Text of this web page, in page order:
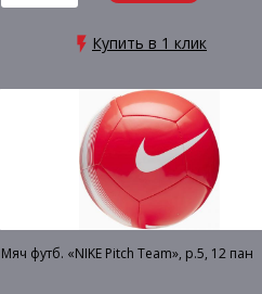
Купить в 1 клик
Мяч футб. «NIKE Pitch Team», р.5, 12 пан